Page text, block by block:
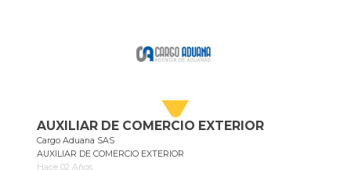
AUXILIAR DE COMERCIO EXTERIOR
Cargo Aduana SAS
AUXILIAR DE COMERCIO EXTERIOR
Hace 02 Años